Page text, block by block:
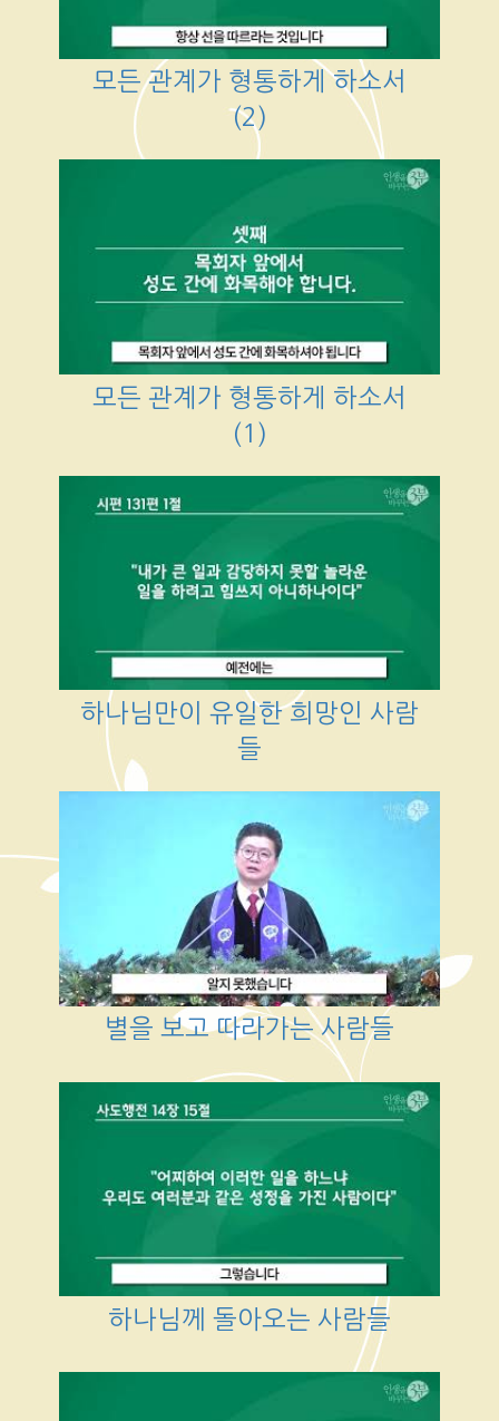
모든 관계가 형통하게 하소서
(2)
모든 관계가 형통하게 하소서
(1)
하나님만이 유일한 희망인 사람
들
별을 보고 따라가는 사람들
하나님께 돌아오는 사람들